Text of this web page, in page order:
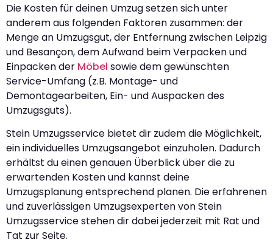
Die Kosten für deinen Umzug setzen sich unter
anderem aus folgenden Faktoren zusammen: der
Menge an Umzugsgut, der Entfernung zwischen Leipzig
und Besançon, dem Aufwand beim Verpacken und
Einpacken der Möbel sowie dem gewünschten
Service-Umfang (z.B. Montage- und
Demontagearbeiten, Ein- und Auspacken des
Umzugsguts).
Stein Umzugsservice bietet dir zudem die Möglichkeit,
ein individuelles Umzugsangebot einzuholen. Dadurch
erhältst du einen genauen Überblick über die zu
erwartenden Kosten und kannst deine
Umzugsplanung entsprechend planen. Die erfahrenen
und zuverlässigen Umzugsexperten von Stein
Umzugsservice stehen dir dabei jederzeit mit Rat und
Tat zur Seite.